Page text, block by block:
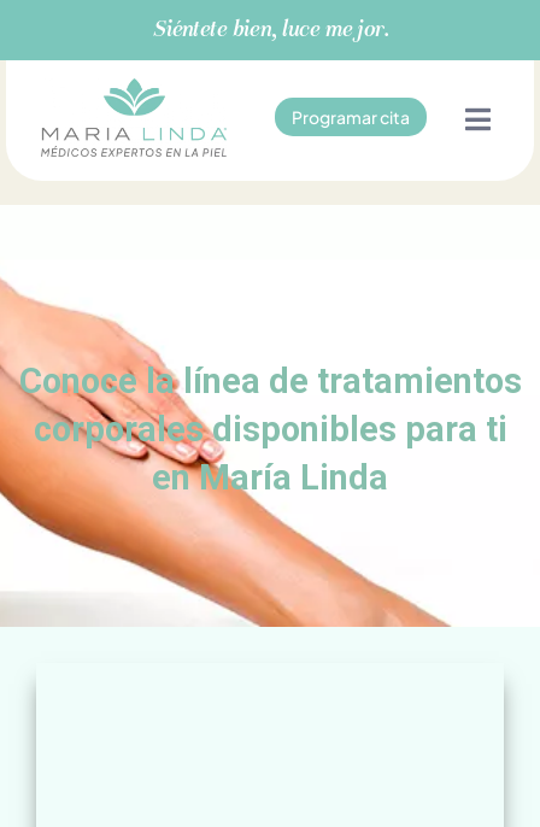
contenido
Siéntete bien, luce mejor.
Programar cita
Conoce la línea de tratamientos
corporales disponibles para ti
en María Linda